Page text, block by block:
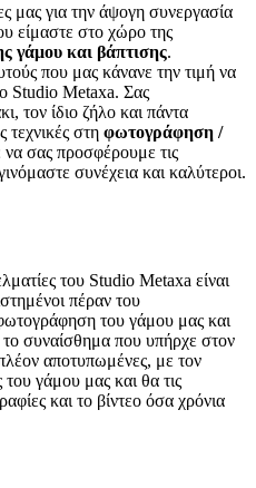
μας για την άψογη συνεργασία
είμαστε στο χώρο της
γάμου και βάπτισης.
που μας κάνανε την τιμή να
Studio Metaxa. Σας
τον ίδιο ζήλο και πάντα
τεχνικές στη φωτογράφηση /
σας προσφέρουμε τις
συνέχεια και καλύτεροι.
του Studio Metaxa είναι
πέραν του
του γάμου μας και
συναίσθημα που υπήρχε στον
αποτυπωμένες, με τον
του γάμου μας και θα τις
και το βίντεο όσα χρόνια